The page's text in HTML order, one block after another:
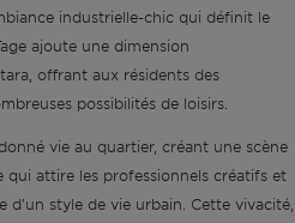
industrielle-chic qui définit le
ajoute une dimension
offrant aux résidents des
possibilités de loisirs.
vie au quartier, créant une scène
attire les professionnels créatifs et
d'un style de vie urbain. Cette vivacité,